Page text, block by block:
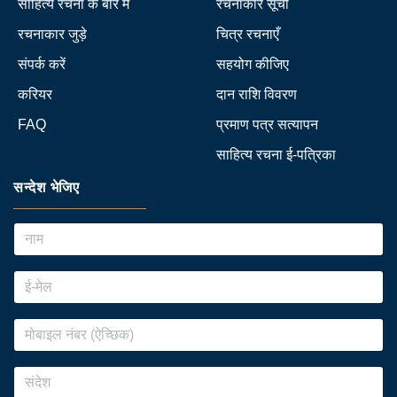
साहित्य रचना के बारे में
रचनाकार जुड़े
संपर्क करें
करियर
FAQ
रचनाकार सूची
चित्र रचनाएँ
सहयोग कीजिए
दान राशि विवरण
प्रमाण पत्र सत्यापन
साहित्य रचना ई-पत्रिका
सन्देश भेजिए